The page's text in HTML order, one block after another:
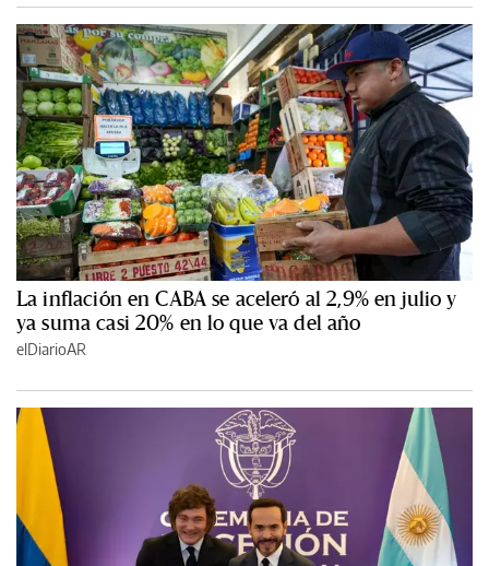
La inflación en CABA se aceleró al 2,9% en julio y
ya suma casi 20% en lo que va del año
elDiarioAR